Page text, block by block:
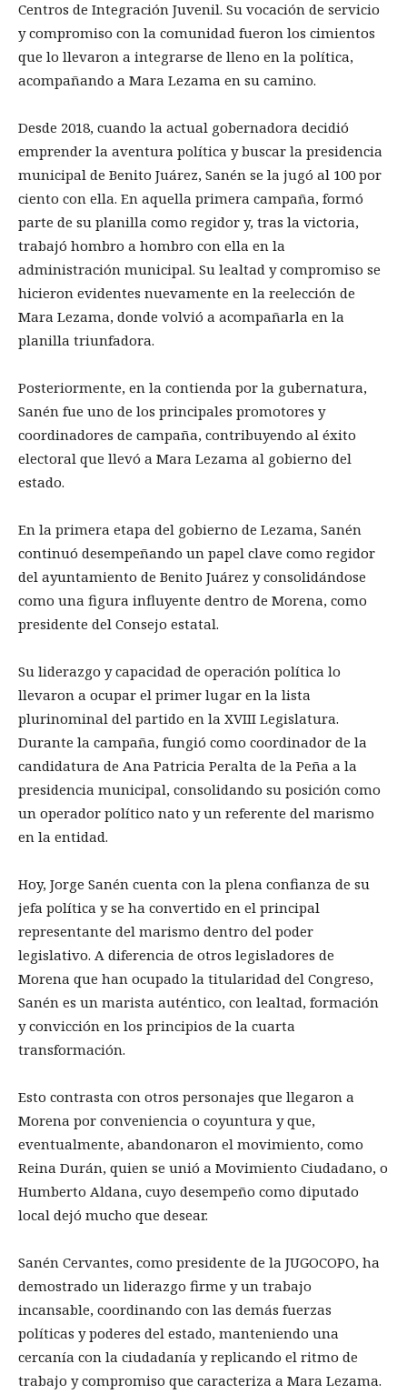
Centros de Integración Juvenil. Su vocación de servicio
y compromiso con la comunidad fueron los cimientos
que lo llevaron a integrarse de lleno en la política,
acompañando a Mara Lezama en su camino.
Desde 2018, cuando la actual gobernadora decidió
emprender la aventura política y buscar la presidencia
municipal de Benito Juárez, Sanén se la jugó al 100 por
ciento con ella. En aquella primera campaña, formó
parte de su planilla como regidor y, tras la victoria,
trabajó hombro a hombro con ella en la
administración municipal. Su lealtad y compromiso se
hicieron evidentes nuevamente en la reelección de
Mara Lezama, donde volvió a acompañarla en la
planilla triunfadora.
Posteriormente, en la contienda por la gubernatura,
Sanén fue uno de los principales promotores y
coordinadores de campaña, contribuyendo al éxito
electoral que llevó a Mara Lezama al gobierno del
estado.
En la primera etapa del gobierno de Lezama, Sanén
continuó desempeñando un papel clave como regidor
del ayuntamiento de Benito Juárez y consolidándose
como una figura influyente dentro de Morena, como
presidente del Consejo estatal.
Su liderazgo y capacidad de operación política lo
llevaron a ocupar el primer lugar en la lista
plurinominal del partido en la XVIII Legislatura.
Durante la campaña, fungió como coordinador de la
candidatura de Ana Patricia Peralta de la Peña a la
presidencia municipal, consolidando su posición como
un operador político nato y un referente del marismo
en la entidad.
Hoy, Jorge Sanén cuenta con la plena confianza de su
jefa política y se ha convertido en el principal
representante del marismo dentro del poder
legislativo. A diferencia de otros legisladores de
Morena que han ocupado la titularidad del Congreso,
Sanén es un marista auténtico, con lealtad, formación
y convicción en los principios de la cuarta
transformación.
Esto contrasta con otros personajes que llegaron a
Morena por conveniencia o coyuntura y que,
eventualmente, abandonaron el movimiento, como
Reina Durán, quien se unió a Movimiento Ciudadano, o
Humberto Aldana, cuyo desempeño como diputado
local dejó mucho que desear.
Sanén Cervantes, como presidente de la JUGOCOPO, ha
demostrado un liderazgo firme y un trabajo
incansable, coordinando con las demás fuerzas
políticas y poderes del estado, manteniendo una
cercanía con la ciudadanía y replicando el ritmo de
trabajo y compromiso que caracteriza a Mara Lezama.